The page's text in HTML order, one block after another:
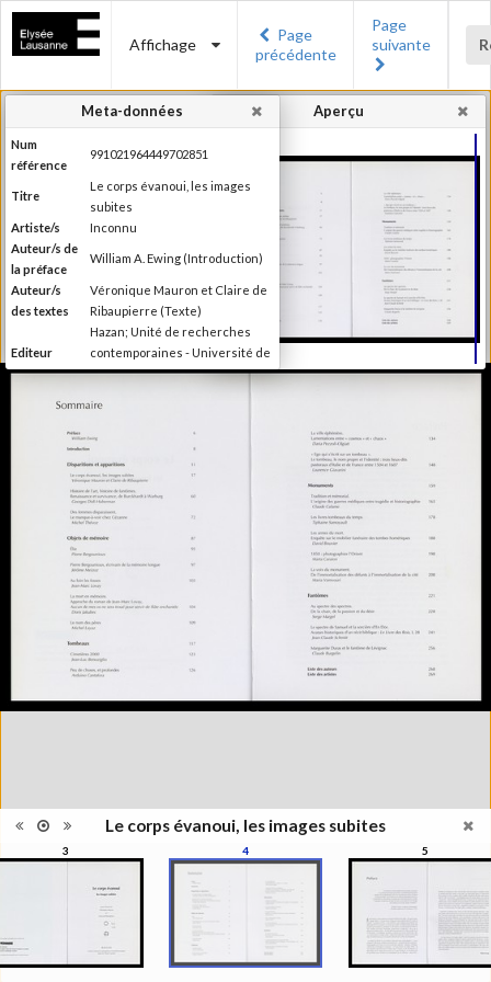
Affichage
Page
précédente
Page
suivante
Le corps évanoui, les images subites
3 4 5
Aperçu
Meta-données
Num
référence
991021964449702851
Titre
Le corps évanoui, les images
subites
Artiste/s
Inconnu
Auteur/s de
la préface
William A. Ewing (Introduction)
Auteur/s
des textes
Véronique Mauron et Claire de
Ribaupierre (Texte)
Editeur
Hazan; Unité de recherches
contemporaines - Université de
Lausanne; Musée de l'Elysée
d'édition
Paris; Lausanne
1999
Information
Publié à l'occasion de
l'exposition : "Le corps évanoui,
les images subites", Musée de
l'Elysée, Lausanne, 1999
Histoire et Géographie des
beaux-arts et arts décoratifs
Broché
Information
Couleur, Noir & Blanc
pages